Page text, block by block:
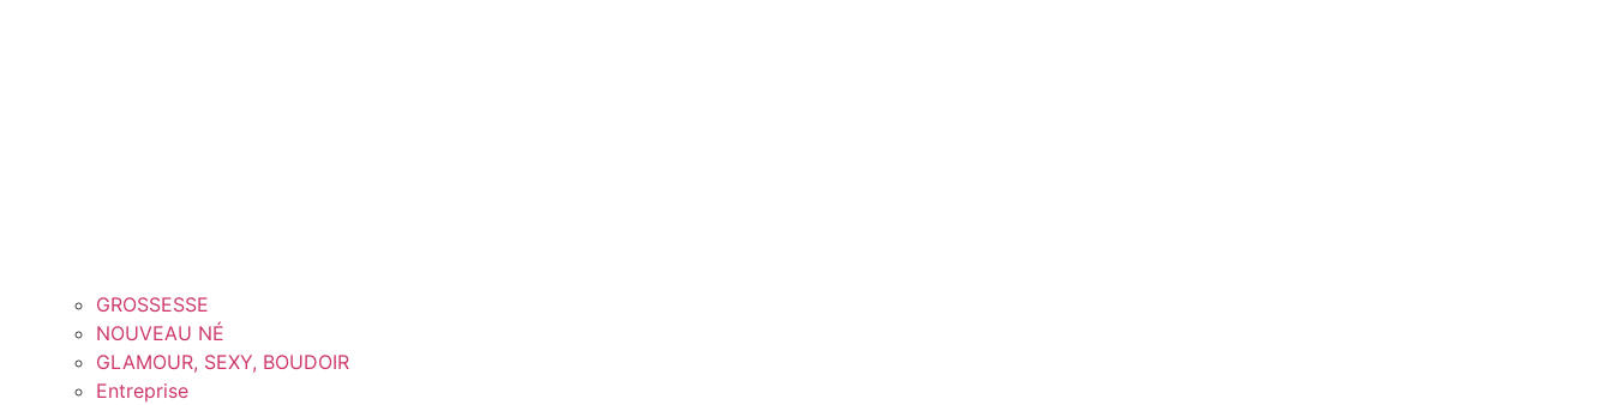
GROSSESSE
NOUVEAU NÉ
GLAMOUR, SEXY, BOUDOIR
Entreprise